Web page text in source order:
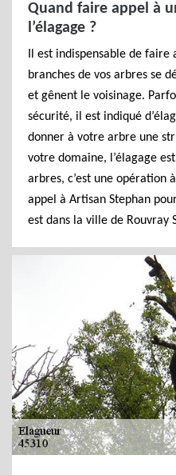
Quand faire appel à
l’élagage ?
Il est indispensable de
branches de vos arbres se
et gênent le voisinage.
sécurité, il est indiqué
donner à votre arbre une
votre domaine, l’élagage
arbres, c’est une opération
appel à Artisan Stephan
est dans la ville de Rouvray